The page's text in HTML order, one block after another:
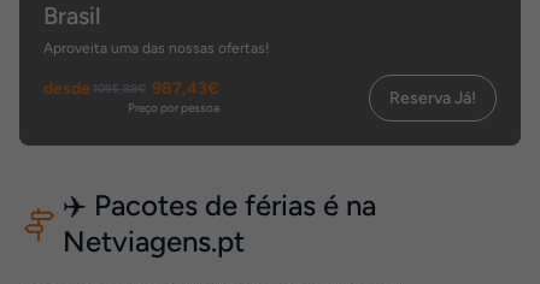
Brasil
Aproveita uma das nossas ofertas!
desde 1095,88€ 987,43€
Preço por pessoa Reserva Já!
✈️ Pacotes de férias é na
Netviagens.pt